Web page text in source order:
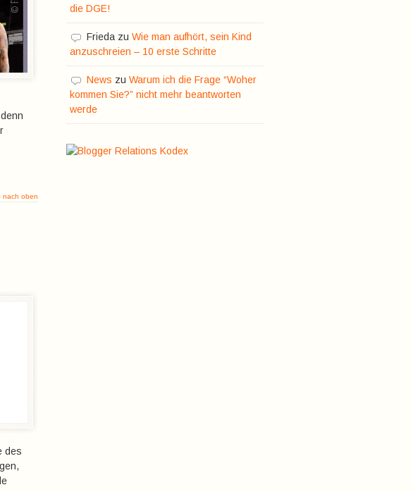
nach oben
des
die DGE!
Frieda zu Wie man aufhört, sein Kind
anzuschreien – 10 erste Schritte
News zu Warum ich die Frage “Woher
kommen Sie?” nicht mehr beantworten
werde